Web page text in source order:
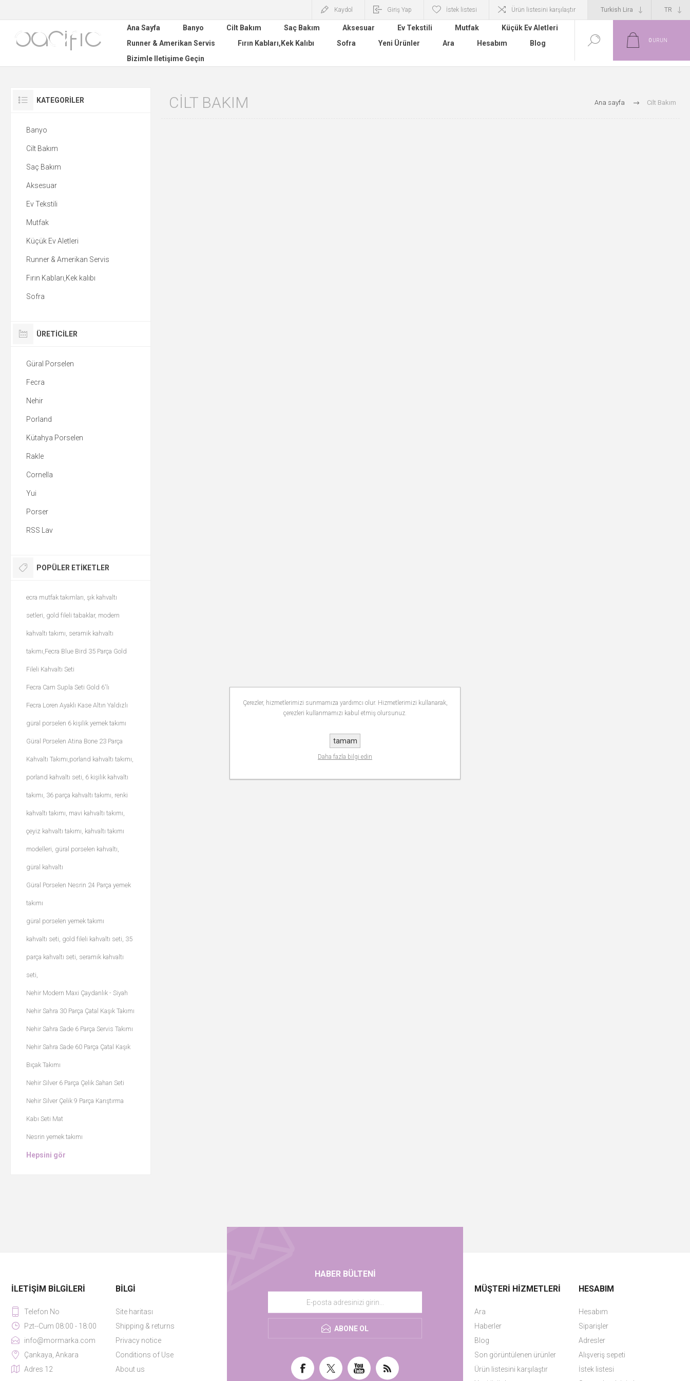
Kaydol Giriş Yap İstek listesi Ürün listesini karşılaştır
Ana Sayfa Banyo Cilt Bakım Saç Bakım Aksesuar Ev Tekstili Mutfak
Küçük Ev Aletleri
Runner & Amerikan Servis
Fırın Kabları,Kek Kalıbı Sofra Yeni Ürünler Ara Hesabım
Blog
Bizimle Iletişime Geçin
0 ÜRÜN
Ana sayfa Cilt Bakım
CILT BAKIM
KATEGORILER
Banyo
Cilt Bakım
Saç Bakım
Aksesuar
Ev Tekstili
Mutfak
Küçük Ev Aletleri
Runner & Amerikan Servis
Fırın Kabları,Kek kalıbı
Sofra
ÜRETICILER
Güral Porselen
Fecra
Nehir
Porland
Kütahya Porselen
Rakle
Cornella
Yui
Porser
RSS Lav
POPÜLER ETIKETLER
ecra mutfak takımları, şık kahvaltı
setleri, gold fileli tabaklar, modern
kahvaltı takımı, seramik kahvaltı
takımı,Fecra Blue Bird 35 Parça Gold
Fileli Kahvaltı Seti
Fecra Cam Supla Seti Gold 6'lı
Fecra Loren Ayaklı Kase Altın Yaldızlı
güral porselen 6 kişilik yemek takımı
Güral Porselen Atina Bone 23 Parça
Kahvaltı Takımı,porland kahvaltı takımı,
porland kahvaltı seti, 6 kişilik kahvaltı
takımı, 36 parça kahvaltı takımı, renki
kahvaltı takımı, mavi kahvaltı takımı,
çeyiz kahvaltı takımı, kahvaltı takımı
modelleri, güral porselen kahvaltı,
güral kahvaltı
Güral Porselen Nesrin 24 Parça yemek
takımı
güral porselen yemek takımı
kahvaltı seti, gold fileli kahvaltı seti, 35
parça kahvaltı seti, seramik kahvaltı
seti,
Nehir Modern Maxi Çaydanlık - Siyah
Nehir Sahra 30 Parça Çatal Kaşık Takımı
Nehir Sahra Sade 6 Parça Servis Takımı
Nehir Sahra Sade 60 Parça Çatal Kaşık
Bıçak Takımı
Nehir Silver 6 Parça Çelik Sahan Seti
Nehir Silver Çelik 9 Parça Karıştırma
Kabı Seti Mat
Nesrin yemek takımı
Hepsini gör
HABER BÜLTENI
ABONE OL
İLETIŞIM BILGILERI
Telefon No
Pzt--Cum 08:00 - 18:00
info@mormarka.com
Çankaya, Ankara
Adres 12
BILGI
Site haritası
Shipping & returns
Privacy notice
Conditions of Use
About us
MÜŞTERI HIZMETLERI
Ara
Haberler
Blog
Son görüntülenen ürünler
Ürün listesini karşılaştır
HESABIM
Hesabım
Siparişler
Adresler
Alışveriş sepeti
İstek listesi
Çerezler, hizmetlerimizi sunmamıza yardımcı olur. Hizmetlerimizi kullanarak,
çerezleri kullanmamızı kabul etmiş olursunuz.
tamam
Daha fazla bilgi edin